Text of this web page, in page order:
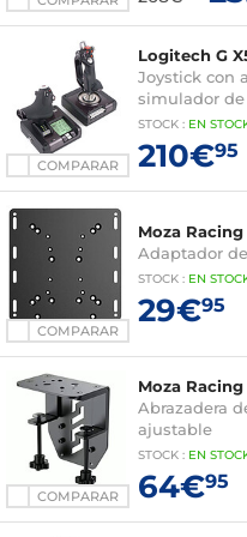
COMPARAR
Logitech G
Joystick con
simulador
STOCK : EN
210€95
COMPARAR
Moza
Adaptador
STOCK : EN
29€95
COMPARAR
Moza
Abrazadera
ajustable
STOCK : EN
64€95